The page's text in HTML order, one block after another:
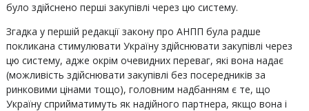
було здійснено перші закупівлі через цю систему.
Згадка у першій редакції закону про АНПП була радше
покликана стимулювати Україну здійснювати закупівлі через
цю систему, адже окрім очевидних переваг, які вона надає
(можливість здійснювати закупівлі без посередників за
ринковими цінами тощо), головним надбанням є те, що
Україну сприйматимуть як надійного партнера, якщо вона і